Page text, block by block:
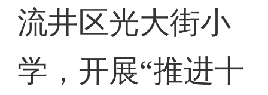
流井区光大街小
学，开展“推进十